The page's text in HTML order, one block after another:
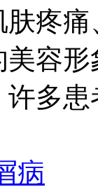
疼
容
多
病